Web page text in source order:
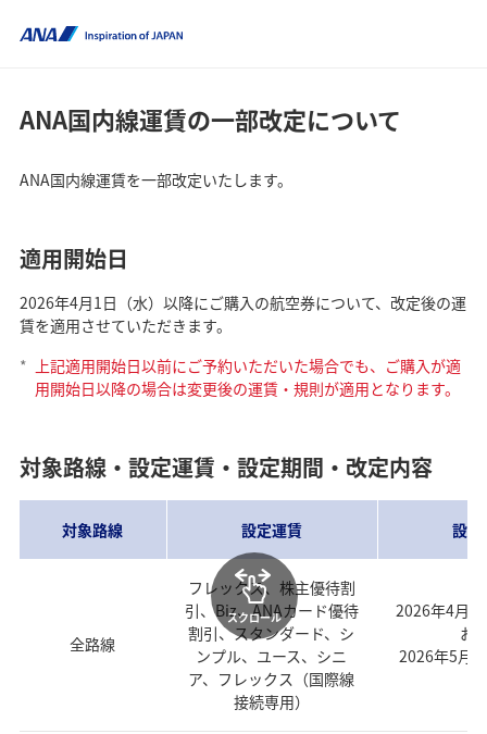
ANA国内線運賃の一部改定について
ANA国内線運賃を一部改定いたします。
適用開始日
2026年4月1日（水）以降にご購入の航空券について、改定後の運
賃を適用させていただきます。
*
上記適用開始日以前にご予約いただいた場合でも、ご購入が適
用開始日以降の場合は変更後の運賃・規則が適用となります。
対象路線・設定運賃・設定期間・改定内容
対象路線 設定運賃 設
全路線
フレックス、株主優待割
引、Biz、ANAカード優待
割引、スタンダード、シ
ンプル、ユース、シニ
ア、フレックス（国際線
接続専用）
2026年4月1
お
2026年5月
スクロール